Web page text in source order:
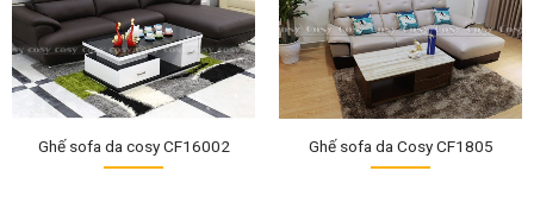
Ghế sofa da cosy CF16002 Ghế sofa da Cosy CF1805